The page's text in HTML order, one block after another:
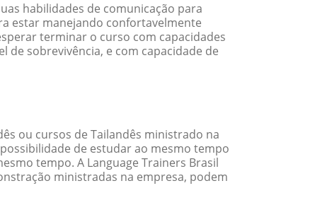
habilidades de comunicação para
estar manejando confortavelmente
terminar o curso com capacidades
sobrevivência, e com capacidade de
ou cursos de Tailandês ministrado na
de estudar ao mesmo tempo
tempo. A Language Trainers Brasil
ministradas na empresa, podem